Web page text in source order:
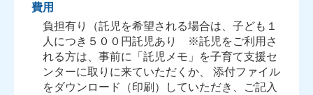
費用
負担有り（託児を希望される場合は、子ども１
人につき５００円託児あり ※託児をご利用さ
れる方は、事前に「託児メモ」を子育て支援セ
ンターに取りに来ていただくか、 添付ファイル
をダウンロード（印刷）していただき、ご記入